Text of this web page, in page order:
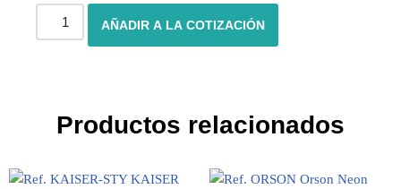
AÑADIR A LA COTIZACIÓN
Productos relacionados